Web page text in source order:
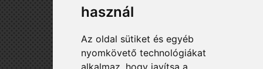
használ
Az oldal sütiket és egyéb
nyomkövető technológiákat
alkalmaz, hogy javítsa a